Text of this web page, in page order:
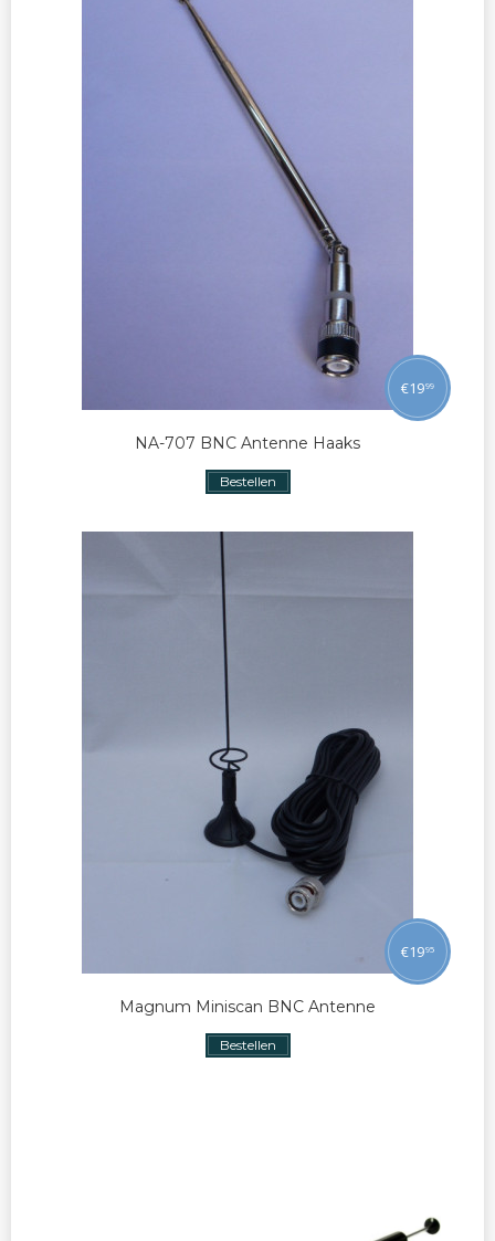
NA-707 BNC Antenne Haaks
€1999
Bestellen
Magnum Miniscan BNC Antenne
€1995
Bestellen